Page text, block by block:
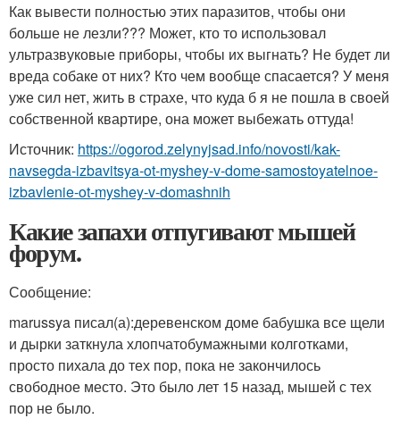
Как вывести полностью этих паразитов, чтобы они
больше не лезли??? Может, кто то использовал
ультразвуковые приборы, чтобы их выгнать? Не будет ли
вреда собаке от них? Кто чем вообще спасается? У меня
уже сил нет, жить в страхе, что куда б я не пошла в своей
собственной квартире, она может выбежать оттуда!
Источник: https://ogorod.zelynyjsad.info/novosti/kak-
navsegda-izbavitsya-ot-myshey-v-dome-samostoyatelnoe-
izbavlenie-ot-myshey-v-domashnih
Какие запахи отпугивают мышей
форум.
Сообщение:
marussya писал(а):деревенском доме бабушка все щели
и дырки заткнула хлопчатобумажными колготками,
просто пихала до тех пор, пока не закончилось
свободное место. Это было лет 15 назад, мышей с тех
пор не было.